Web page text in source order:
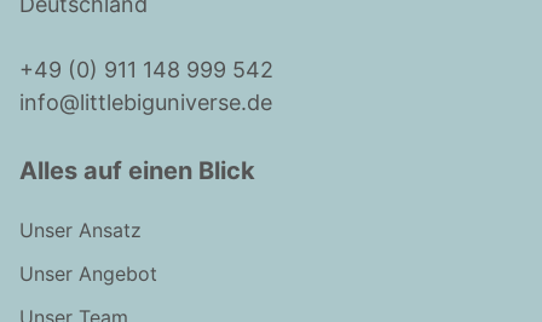
+49 (0) 911 148 999 542
info@littlebiguniverse.de
Alles auf einen Blick
Unser Ansatz
Unser Angebot